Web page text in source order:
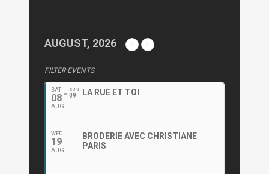
AUGUST, 2026
FILTER EVENTS
SAT
08
AUG
SUN
09 LA RUE ET TOI
WED
19
AUG
BRODERIE AVEC CHRISTIANE
PARIS